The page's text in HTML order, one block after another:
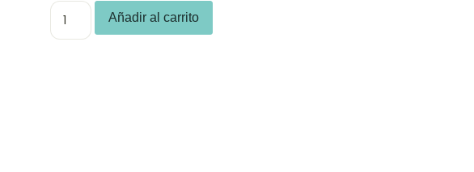
Añadir al carrito